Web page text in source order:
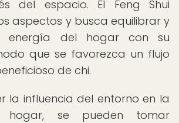
del espacio. El Feng Shui
aspectos y busca equilibrar y
energía del hogar con su
que se favorezca un flujo
de chi.
la influencia del entorno en la
hogar, se pueden tomar